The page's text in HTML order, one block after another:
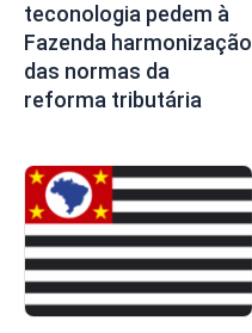
teconologia pedem à
Fazenda harmonização
das normas da
reforma tributária